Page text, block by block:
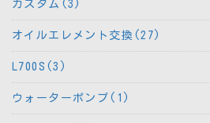
カスタム(3)
オイルエレメント交換(27)
L700S(3)
ウォーターポンプ(1)